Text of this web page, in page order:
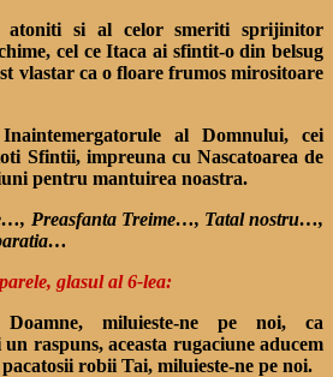
atoniti si al celor smeriti sprijinitor
cel ce Itaca ai sfintit-o din belsug
vlastar ca o floare frumos mirositoare
al Domnului, cei
Sfintii, impreuna cu Nascatoarea de
pentru mantuirea noastra.
Preasfanta Treime…, Tatal nostru…,
glasul al 6-lea:
miluieste-ne pe noi, ca
raspuns, aceasta rugaciune aducem
robii Tai, miluieste-ne pe noi.